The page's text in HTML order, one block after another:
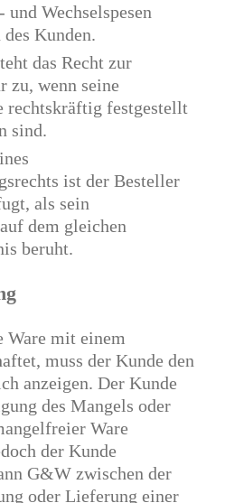
und Wechselspesen
des Kunden.
das Recht zur
zu, wenn seine
rechtskräftig festgestellt
sind.
ist der Besteller
als sein
dem gleichen
beruht.
Ware mit einem
muss der Kunde den
anzeigen. Der Kunde
des Mangels oder
Ware
der Kunde
G&W zwischen der
oder Lieferung einer